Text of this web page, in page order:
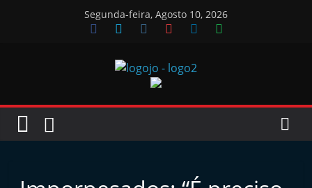
Segunda-feira, Agosto 10, 2026
Jornal
Oficinas